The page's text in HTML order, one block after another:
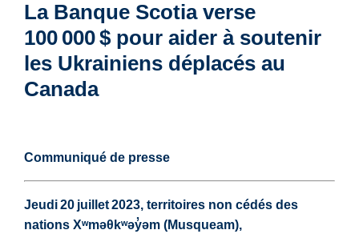
La Banque Scotia verse
100 000 $ pour aider à soutenir
les Ukrainiens déplacés au
Canada
Communiqué de presse
Jeudi 20 juillet 2023, territoires non cédés des
nations Xʷməθkʷəy̓əm (Musqueam),